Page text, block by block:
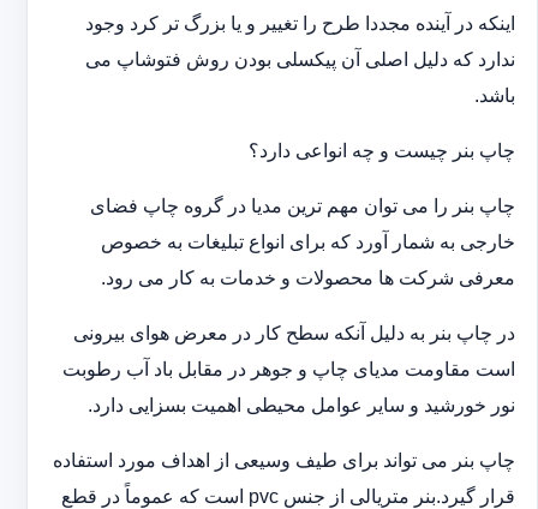
اینکه در آینده مجددا طرح را تغییر و یا بزرگ تر کرد وجود
ندارد که دلیل اصلی آن پیکسلی بودن روش فتوشاپ می
باشد.
چاپ بنر چیست و چه انواعی دارد؟
چاپ بنر را می توان مهم ترین مدیا در گروه چاپ فضای
خارجی به شمار آورد که برای انواع تبلیغات به خصوص
معرفی شرکت ها محصولات و خدمات به کار می رود.
در چاپ بنر به دلیل آنکه سطح کار در معرض هوای بیرونی
است مقاومت مدیای چاپ و جوهر در مقابل باد آب رطوبت
نور خورشید و سایر عوامل محیطی اهمیت بسزایی دارد.
چاپ بنر می تواند برای طیف وسیعی از اهداف مورد استفاده
قرار گیرد.بنر متریالی از جنس pvc است که عموماً در قطع